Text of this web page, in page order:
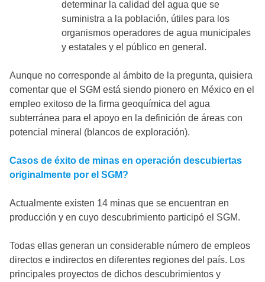
determinar la calidad del agua que se
suministra a la población, útiles para los
organismos operadores de agua municipales
y estatales y el público en general.
Aunque no corresponde al ámbito de la pregunta, quisiera
comentar que el SGM está siendo pionero en México en el
empleo exitoso de la firma geoquímica del agua
subterránea para el apoyo en la definición de áreas con
potencial mineral (blancos de exploración).
Casos de éxito de minas en operación descubiertas
originalmente por el SGM?
Actualmente existen 14 minas que se encuentran en
producción y en cuyo descubrimiento participó el SGM.
Todas ellas generan un considerable número de empleos
directos e indirectos en diferentes regiones del país. Los
principales proyectos de dichos descubrimientos y